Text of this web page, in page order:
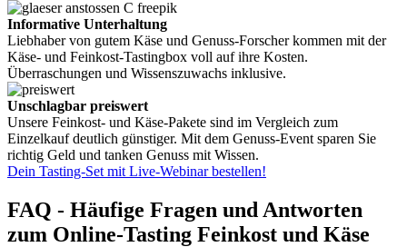
Informative Unterhaltung
Liebhaber von gutem Käse und Genuss-Forscher kommen mit der
Käse- und Feinkost-Tastingbox voll auf ihre Kosten.
Überraschungen und Wissenszuwachs inklusive.
Unschlagbar preiswert
Unsere Feinkost- und Käse-Pakete sind im Vergleich zum
Einzelkauf deutlich günstiger. Mit dem Genuss-Event sparen Sie
richtig Geld und tanken Genuss mit Wissen.
Dein Tasting-Set mit Live-Webinar bestellen!
FAQ - Häufige Fragen und Antworten
zum Online-Tasting Feinkost und Käse